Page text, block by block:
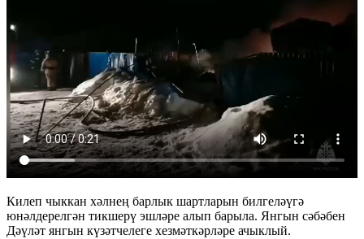
Килеп чыккан хәлнең барлык шартларын билгеләүгә
юнәлдерелгән тикшерү эшләре алып барыла. Янгын сәбәбен
Дәүләт янгын күзәтчелеге хезмәткәрләре ачыклый.